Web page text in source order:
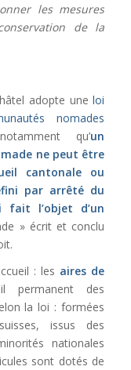
les mesures
de la
adopte uneloi
nomades
qu’un
ne peut être
cantonale ou
par arrêté du
fait l’objet d’un
» écrit et conclu
: les aires de
permanent des
la loi : formées
issus des
nationales
sont dotés de